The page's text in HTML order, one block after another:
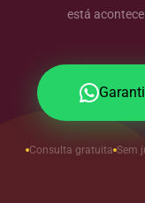
está
Consulta gratuita Sem